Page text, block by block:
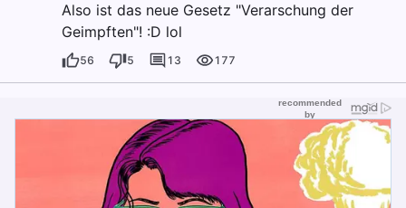
Also ist das neue Gesetz "Verarschung der
Geimpften"! :D lol
56 5 13 177